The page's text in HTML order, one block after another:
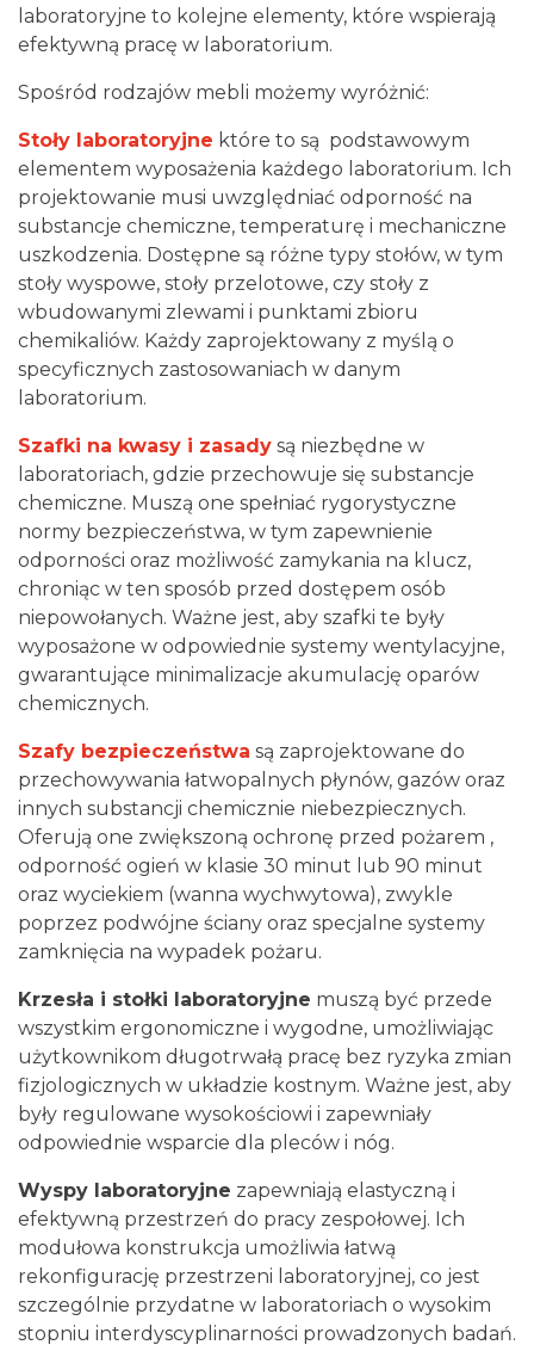
laboratoryjne to kolejne elementy, które wspierają
efektywną pracę w laboratorium.
Spośród rodzajów mebli możemy wyróżnić:
Stoły laboratoryjne które to są podstawowym
elementem wyposażenia każdego laboratorium. Ich
projektowanie musi uwzględniać odporność na
substancje chemiczne, temperaturę i mechaniczne
uszkodzenia. Dostępne są różne typy stołów, w tym
stoły wyspowe, stoły przelotowe, czy stoły z
wbudowanymi zlewami i punktami zbioru
chemikaliów. Każdy zaprojektowany z myślą o
specyficznych zastosowaniach w danym
laboratorium.
Szafki na kwasy i zasady są niezbędne w
laboratoriach, gdzie przechowuje się substancje
chemiczne. Muszą one spełniać rygorystyczne
normy bezpieczeństwa, w tym zapewnienie
odporności oraz możliwość zamykania na klucz,
chroniąc w ten sposób przed dostępem osób
niepowołanych. Ważne jest, aby szafki te były
wyposażone w odpowiednie systemy wentylacyjne,
gwarantujące minimalizacje akumulację oparów
chemicznych.
Szafy bezpieczeństwa są zaprojektowane do
przechowywania łatwopalnych płynów, gazów oraz
innych substancji chemicznie niebezpiecznych.
Oferują one zwiększoną ochronę przed pożarem ,
odporność ogień w klasie 30 minut lub 90 minut
oraz wyciekiem (wanna wychwytowa), zwykle
poprzez podwójne ściany oraz specjalne systemy
zamknięcia na wypadek pożaru.
Krzesła i stołki laboratoryjne muszą być przede
wszystkim ergonomiczne i wygodne, umożliwiając
użytkownikom długotrwałą pracę bez ryzyka zmian
fizjologicznych w układzie kostnym. Ważne jest, aby
były regulowane wysokościowi i zapewniały
odpowiednie wsparcie dla pleców i nóg.
Wyspy laboratoryjne zapewniają elastyczną i
efektywną przestrzeń do pracy zespołowej. Ich
modułowa konstrukcja umożliwia łatwą
rekonfigurację przestrzeni laboratoryjnej, co jest
szczególnie przydatne w laboratoriach o wysokim
stopniu interdyscyplinarności prowadzonych badań.